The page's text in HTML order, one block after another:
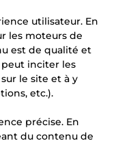
utilisateur. En
les moteurs de
est de qualité et
peut inciter les
le site et à y
etc.).
précise. En
du contenu de